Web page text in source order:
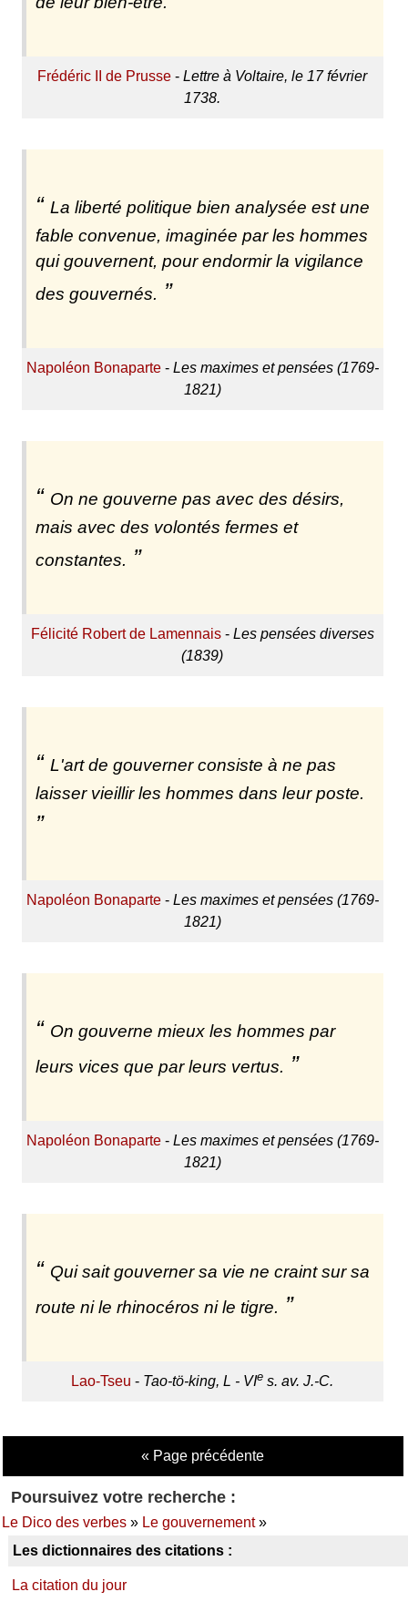
Frédéric II de Prusse -Lettre à Voltaire, le 17 février
1738.
La liberté politique bien analysée est une
fable convenue, imaginée par les hommes
qui gouvernent, pour endormir la vigilance
des gouvernés.
Napoléon Bonaparte- Les maximes et pensées (1769-
1821)
On ne gouverne pas avec des désirs,
mais avec des volontés fermes et
constantes.
Félicité Robert de Lamennais- Les pensées diverses
(1839)
L'art de gouverner consiste à ne pas
laisser vieillir les hommes dans leur poste.
Napoléon Bonaparte- Les maximes et pensées (1769-
1821)
On gouverne mieux les hommes par
leurs vices que par leurs vertus.
Napoléon Bonaparte- Les maximes et pensées (1769-
1821)
Qui sait gouverner sa vie ne craint sur sa
route ni le rhinocéros ni le tigre.
Lao-Tseu - Tao-tö-king, L - VIe s. av. J.-C.
« Page précédente
Poursuivez votre recherche :
Le Dico des verbes» Le gouvernement»
Les dictionnaires des citations :
La citation du jour